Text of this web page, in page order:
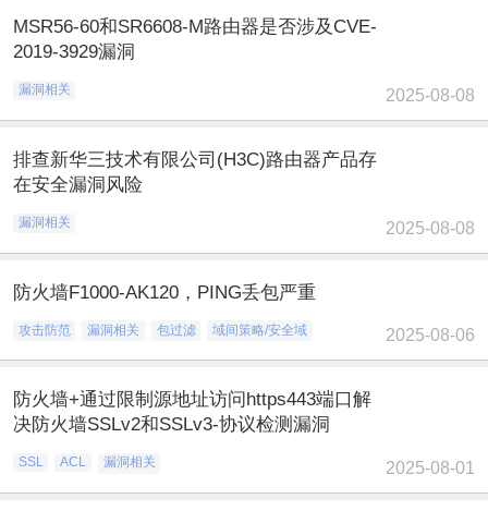
MSR56-60和SR6608-M路由器是否涉及CVE-
2019-3929漏洞
漏洞相关 2025-08-08
排查新华三技术有限公司(H3C)路由器产品存
在安全漏洞风险
漏洞相关 2025-08-08
防火墙F1000-AK120，PING丢包严重
攻击防范 漏洞相关 包过滤 域间策略/安全域 2025-08-06
防火墙+通过限制源地址访问https443端口解
决防火墙SSLv2和SSLv3-协议检测漏洞
SSL ACL 漏洞相关 2025-08-01